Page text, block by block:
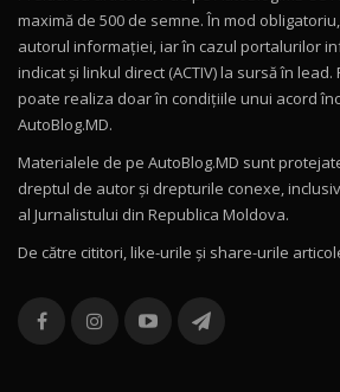
Mercedes-AMG E 53
Drive AutoBlog.MD
16:27
11
Noul Volvo ES90 / Test
12
Noul MG HS / Test Drive
16:48
13
combină aventura cu
36:08
maximă de 500 de semne. În mod
autorul informației, iar în cazul portalurilor
indicat și linkul direct (ACTIV) la sursă în
poate realiza doar în condițiile unui acord
AutoBlog.MD.
Materialele de pe AutoBlog.MD sunt
dreptul de autor și drepturile conexe,
al Jurnalistului din Republica Moldova.
De către cititori, like-urile şi share-urile